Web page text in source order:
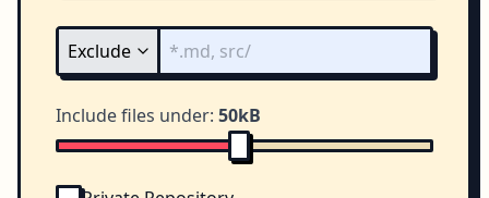
Include files under: 50kB